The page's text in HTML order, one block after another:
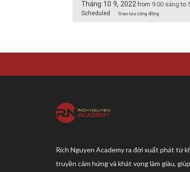
Tháng 10 9, 2022 from 9:00 sáng to
Scheduled Giao lưu cộng đồng
Rich Nguyen Academy ra đời xuất phát từ
truyền cảm hứng và khát vọng làm giàu,